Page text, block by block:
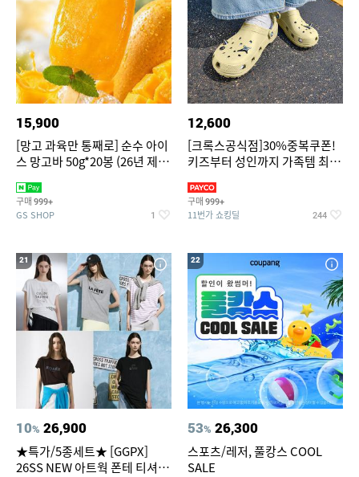
15,900
[망고 과육만 통째로] 순수 아이
스 망고바 50g*20봉 (26년 제
구매 999+
GS SHOP 1
12,600
[크록스공식점]30%중복쿠폰!
키즈부터 성인까지 가족템 최대
구매 999+
11번가 쇼킹딜 244
21
10% 26,900
★특가/5종세트★ [GGPX]
26SS NEW 아트웍 폰테 티셔츠
22
53% 26,300
스포츠/레저, 풀캉스 COOL
SALE